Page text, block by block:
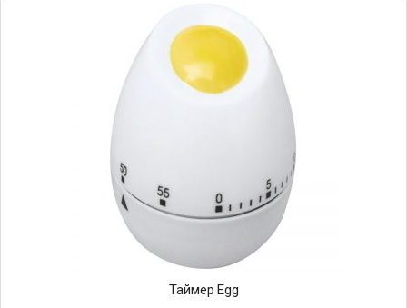
Таймер Egg